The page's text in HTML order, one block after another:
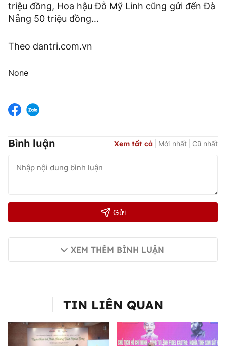
triệu đồng, Hoa hậu Đỗ Mỹ Linh cũng gửi đến Đà
Nẵng 50 triệu đồng…
Theo dantri.com.vn
None
Bình luận Xem tất cả Mới nhất Cũ nhất
Gửi
XEM THÊM BÌNH LUẬN
TIN LIÊN QUAN